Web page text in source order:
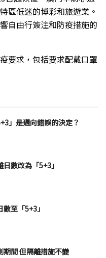
區低迷的博彩和旅遊業。
自由行簽注和防疫措施的
要求，包括要求配戴口罩
」是邁向錯誤的決定？
數改為「5+3」
至「5+3」
期間 但隔離措施不變